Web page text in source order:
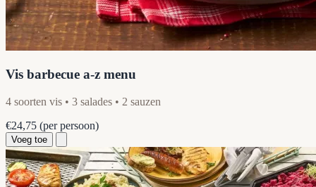
Vis barbecue a-z menu
4 soorten vis • 3 salades • 2 sauzen
€24,75 (per persoon)
Voeg toe